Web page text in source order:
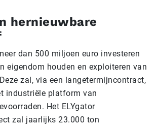
hernieuwbare
dan 500 miljoen euro investeren
eigendom houden en exploiteren van
zal, via een langetermijncontract,
industriële platform van
Het ELYgator
zal jaarlijks 23.000 ton